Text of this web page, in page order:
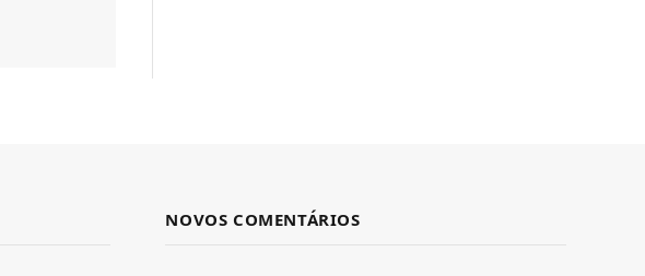
NOVOS COMENTÁRIOS